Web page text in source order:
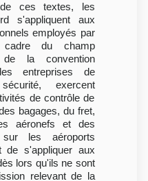
ces textes, les
s'appliquent aux
employés par
du champ
de la convention
entreprises de
exercent
de contrôle de
bagages, du fret,
aéronefs et des
sur les aéroports
de s'appliquer aux
lors qu'ils ne sont
relevant de la